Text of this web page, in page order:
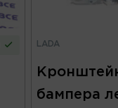
LADA
бампера